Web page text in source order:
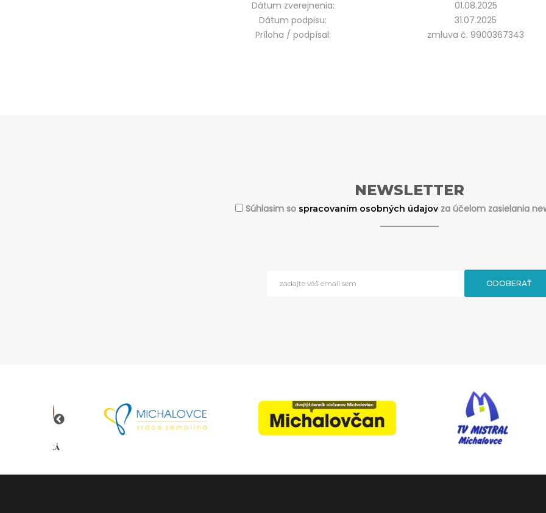
Dátum zverejnenia:
01.08.2025
Dátum podpisu:
31.07.2025
Príloha / podpísal:
zmluva č. 9900367343
NEWSLETTER
Súhlasim so spracovaním osobných údajov za účelom zasielania
ODOBERAŤ